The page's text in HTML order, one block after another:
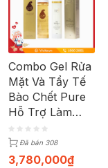
Combo Gel Rửa
Mặt Và Tẩy Tế
Bào Chết Pure
Hỗ Trợ Làm
Sạch Da Mặt | 2
Chai Dạng Tinh
Chất
Đã bán 308
3,780,000₫